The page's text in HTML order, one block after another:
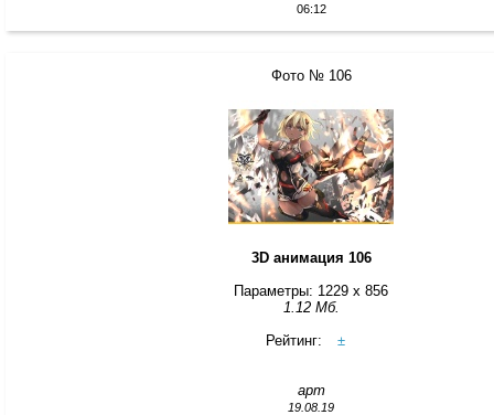
06:12
Фото № 106
3D анимация 106
Параметры: 1229 x 856
1.12 Мб.
Рейтинг:
±
арт
19.08.19